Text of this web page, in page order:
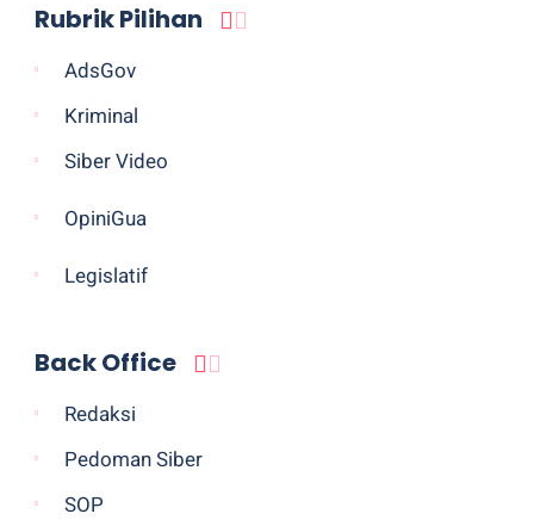
Rubrik Pilihan
AdsGov
Kriminal
Siber Video
OpiniGua
Legislatif
Back Office
Redaksi
Pedoman Siber
SOP